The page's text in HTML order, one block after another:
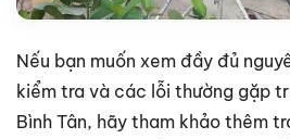
Nếu bạn muốn xem đầy đủ
kiểm tra và các lỗi thường gặp
Bình Tân, hãy tham khảo thêm